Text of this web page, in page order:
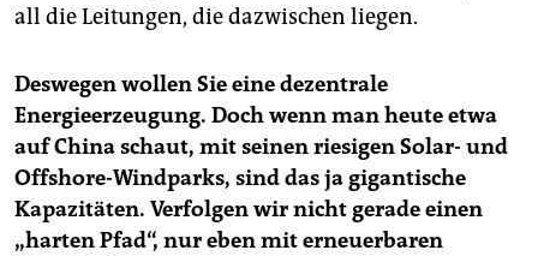
all die Leitungen, die dazwischen liegen.
Deswegen wollen Sie eine dezentrale
Energieerzeugung. Doch wenn man heute etwa
auf China schaut, mit seinen riesigen Solar- und
Offshore-Windparks, sind das ja gigantische
Kapazitäten. Verfolgen wir nicht gerade einen
„harten Pfad“, nur eben mit erneuerbaren